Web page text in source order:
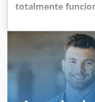
totalmente
WP Kemper
amasado.
espirales Kemper
Djdpjcphnrefx
ST 50 Acero
de amasado
amplia selección